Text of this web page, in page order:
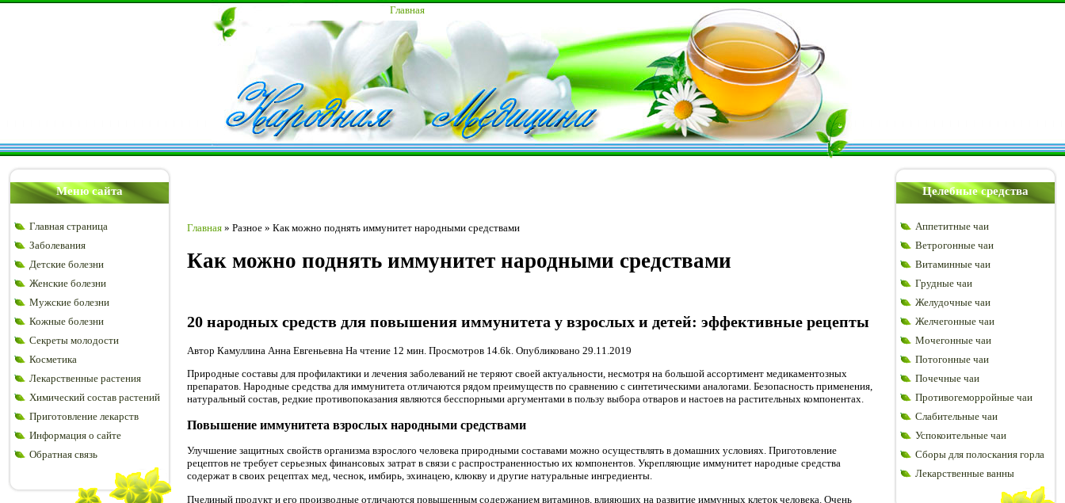
Главная
Меню сайта
Главная страница
Заболевания
Детские болезни
Женские болезни
Мужские болезни
Кожные болезни
Секреты молодости
Косметика
Лекарственные растения
Химический состав растений
Приготовление лекарств
Информация о сайте
Обратная связь
Главная » Разное » Как можно поднять иммунитет народными средствами
Как можно поднять иммунитет народными средствами
20 народных средств для повышения иммунитета у взрослых и детей: эффективные рецепты
Автор Камуллина Анна Евгеньевна На чтение 12 мин. Просмотров 14.6k. Опубликовано 29.11.2019
Природные составы для профилактики и лечения заболеваний не теряют своей актуальности, несмотря на большой ассортимент медикаментозных
препаратов. Народные средства для иммунитета отличаются рядом преимуществ по сравнению с синтетическими аналогами. Безопасность применения,
натуральный состав, редкие противопоказания являются бесспорными аргументами в пользу выбора отваров и настоев на растительных компонентах.
Повышение иммунитета взрослых народными средствами
Улучшение защитных свойств организма взрослого человека природными составами можно осуществлять в домашних условиях. Приготовление
рецептов не требует серьезных финансовых затрат в связи с распространенностью их компонентов. Укрепляющие иммунитет народные средства
содержат в своих рецептах мед, чеснок, имбирь, эхинацею, клюкву и другие натуральные ингредиенты.
Пчелиный продукт и его производные отличаются повышенным содержанием витаминов, влияющих на развитие иммунных клеток человека. Очень
Целебные средства
Аппетитные чаи
Ветрогонные чаи
Витаминные чаи
Грудные чаи
Желудочные чаи
Желчегонные чаи
Мочегонные чаи
Потогонные чаи
Почечные чаи
Противогеморройные чаи
Слабительные чаи
Успокоительные чаи
Сборы для полоскания горла
Лекарственные ванны